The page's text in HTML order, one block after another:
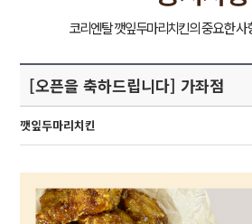
[오픈을 축하드립니다] 가좌점
깻잎두마리치킨